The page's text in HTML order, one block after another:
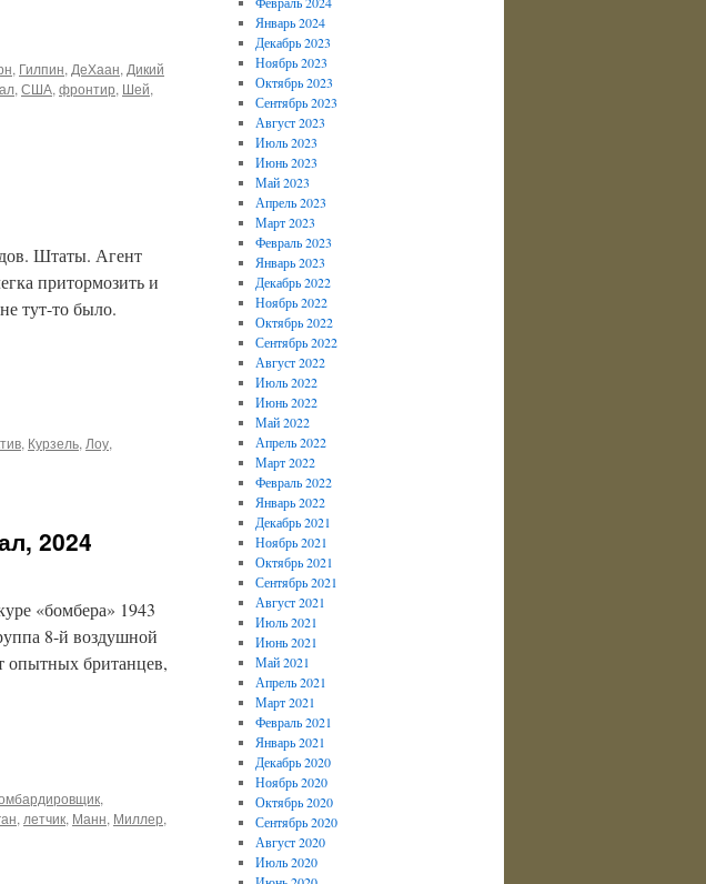
, Гилпин, ДеХаан, Дикий
, США, фронтир, Шей,
Штаты. Агент
притормозить и
тут-то было.
, Курзель,Лоу,
2024
«бомбера» 1943
8-й воздушной
британцев,
,
, летчик, Манн, Миллер,
Январь 2024
Декабрь 2023
Ноябрь 2023
Октябрь 2023
Сентябрь 2023
Август 2023
Июль 2023
Июнь 2023
Май 2023
Апрель 2023
Март 2023
Февраль 2023
Январь 2023
Декабрь 2022
Ноябрь 2022
Октябрь 2022
Сентябрь 2022
Август 2022
Июль 2022
Июнь 2022
Май 2022
Апрель 2022
Март 2022
Февраль 2022
Январь 2022
Декабрь 2021
Ноябрь 2021
Октябрь 2021
Сентябрь 2021
Август 2021
Июль 2021
Июнь 2021
Май 2021
Апрель 2021
Март 2021
Февраль 2021
Январь 2021
Декабрь 2020
Ноябрь 2020
Октябрь 2020
Сентябрь 2020
Август 2020
Июль 2020